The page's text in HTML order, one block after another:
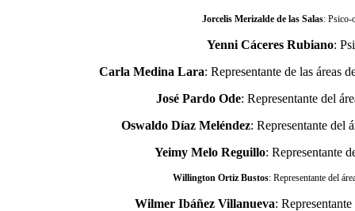
Jorcelis Merizalde de las Salas: Psico-
Yenni Cáceres Rubiano:
Carla Medina Lara: Representante de las áreas
José Pardo Ode: Representante del
Oswaldo Díaz Meléndez: Representante del
Yeimy Melo Reguillo: Representante
Willington Ortiz Bustos: Representante del
Wilmer Ibáñez Villanueva: